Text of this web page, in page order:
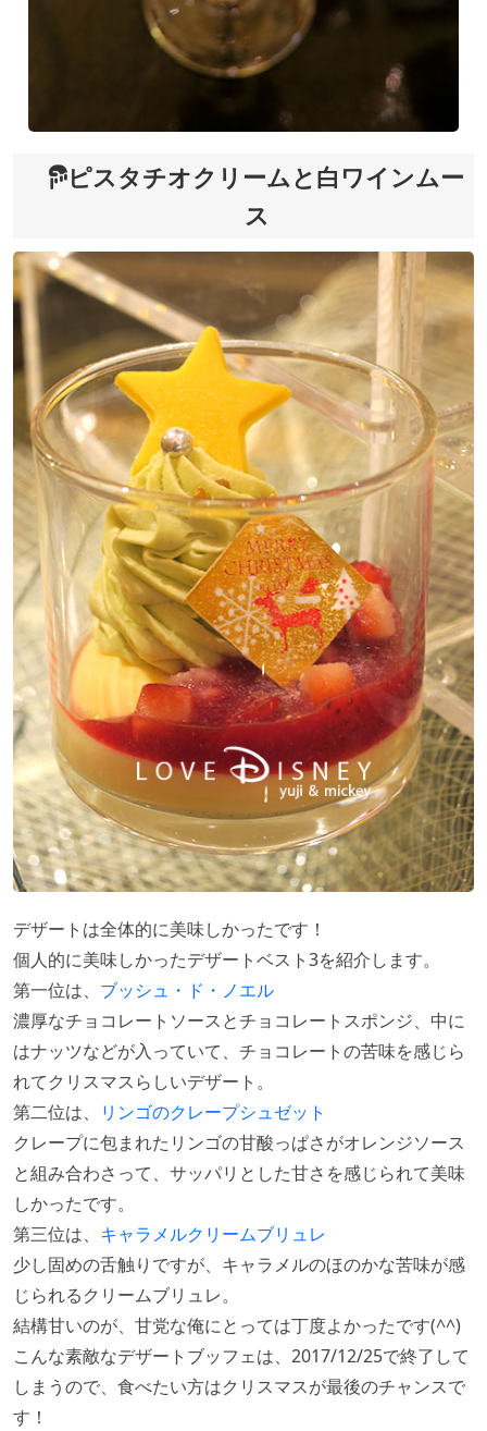
ピスタチオクリームと白ワインムー
ス
デザートは全体的に美味しかったです！
個人的に美味しかったデザートベスト3を紹介します。
第一位は、 ブッシュ・ド・ノエル
濃厚なチョコレートソースとチョコレートスポンジ、中に
はナッツなどが入っていて、チョコレートの苦味を感じら
れてクリスマスらしいデザート。
第二位は、
リンゴのクレープシュゼット
クレープに包まれたリンゴの甘酸っぱさがオレンジソース
と組み合わさって、サッパリとした甘さを感じられて美味
しかったです。
第三位は、 キャラメルクリームブリュレ
少し固めの舌触りですが、キャラメルのほのかな苦味が感
じられるクリームブリュレ。
結構甘いのが、甘党な俺にとっては丁度よかったです(^^)
こんな素敵なデザートブッフェは、2017/12/25で終了して
しまうので、食べたい方はクリスマスが最後のチャンスで
す！